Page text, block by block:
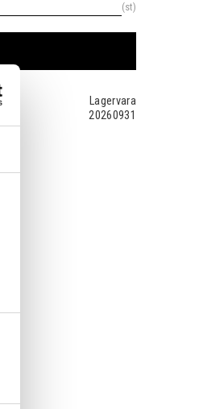
st
Lagervara
20260931